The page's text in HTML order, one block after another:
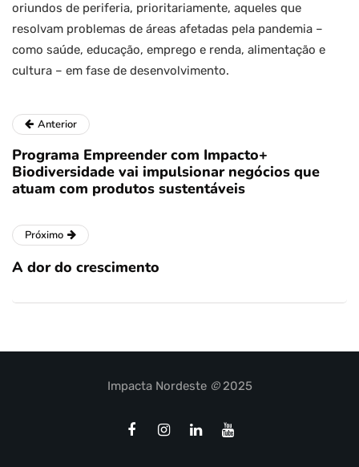
oriundos de periferia, prioritariamente, aqueles que
resolvam problemas de áreas afetadas pela pandemia –
como saúde, educação, emprego e renda, alimentação e
cultura – em fase de desenvolvimento.
Anterior
Programa Empreender com Impacto+
Biodiversidade vai impulsionar negócios que
atuam com produtos sustentáveis
Próximo
A dor do crescimento
Impacta Nordeste ©2025